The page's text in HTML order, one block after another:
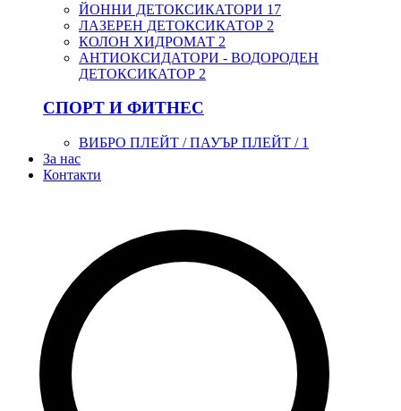
ЙОННИ ДЕТОКСИКАТОРИ 17
ЛАЗЕРЕН ДЕТОКСИКАТОР 2
КОЛОН ХИДРОМАТ 2
АНТИОКСИДАТОРИ - ВОДОРОДЕН
ДЕТОКСИКАТОР 2
СПОРТ И ФИТНЕС
ВИБРО ПЛЕЙТ / ПАУЪР ПЛЕЙТ / 1
За нас
Контакти